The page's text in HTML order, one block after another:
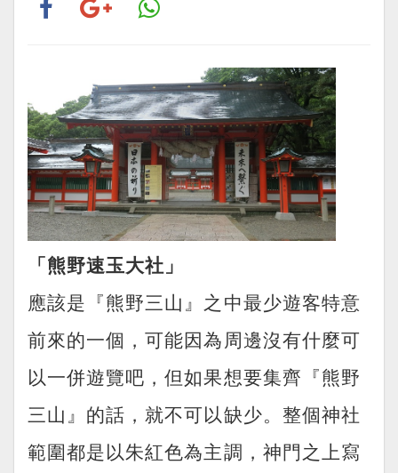
「熊野速玉大社」
應該是『熊野三山』之中最少遊客特意
前來的一個，可能因為周邊沒有什麼可
以一併遊覽吧，但如果想要集齊『熊野
三山』的話，就不可以缺少。整個神社
範圍都是以朱紅色為主調，神門之上寫